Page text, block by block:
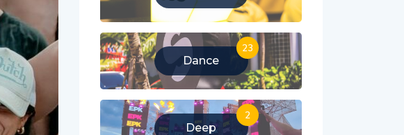
Dance
23
Deep
2